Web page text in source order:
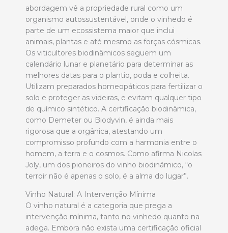
abordagem vê a propriedade rural como um
organismo autossustentável, onde o vinhedo é
parte de um ecossistema maior que inclui
animais, plantas e até mesmo as forças cósmicas.
Os viticultores biodinâmicos seguem um
calendário lunar e planetário para determinar as
melhores datas para o plantio, poda e colheita.
Utilizam preparados homeopáticos para fertilizar o
solo e proteger as videiras, e evitam qualquer tipo
de químico sintético. A certificação biodinâmica,
como Demeter ou Biodyvin, é ainda mais
rigorosa que a orgânica, atestando um
compromisso profundo com a harmonia entre o
homem, a terra e o cosmos. Como afirma Nicolas
Joly, um dos pioneiros do vinho biodinâmico, “o
terroir não é apenas o solo, é a alma do lugar”.
Vinho Natural: A Intervenção Mínima
O vinho natural é a categoria que prega a
intervenção mínima, tanto no vinhedo quanto na
adega. Embora não exista uma certificação oficial